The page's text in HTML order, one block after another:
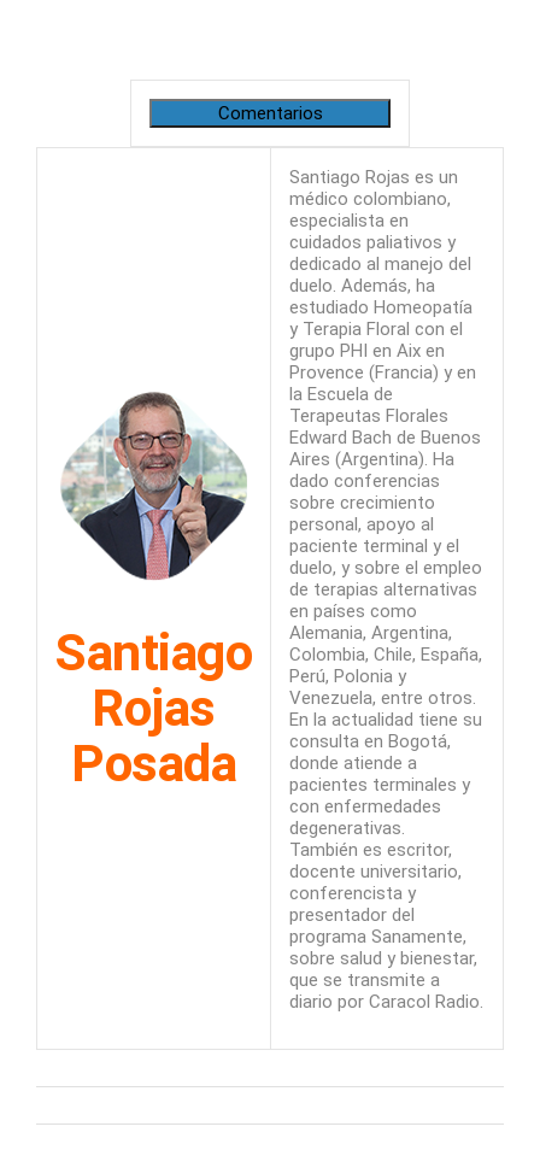
Comentarios
Santiago
Rojas
Posada
Santiago Rojas es un
médico colombiano,
especialista en
cuidados paliativos y
dedicado al manejo del
duelo. Además, ha
estudiado Homeopatía
y Terapia Floral con el
grupo PHI en Aix en
Provence (Francia) y en
la Escuela de
Terapeutas Florales
Edward Bach de Buenos
Aires (Argentina). Ha
dado conferencias
sobre crecimiento
personal, apoyo al
paciente terminal y el
duelo, y sobre el empleo
de terapias alternativas
en países como
Alemania, Argentina,
Colombia, Chile, España,
Perú, Polonia y
Venezuela, entre otros.
En la actualidad tiene su
consulta en Bogotá,
donde atiende a
pacientes terminales y
con enfermedades
degenerativas.
También es escritor,
docente universitario,
conferencista y
presentador del
programa Sanamente,
sobre salud y bienestar,
que se transmite a
diario por Caracol Radio.